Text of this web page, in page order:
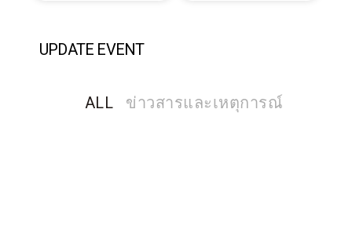
UPDATE EVENT
ALL ข่าวสารและเหตุการณ์